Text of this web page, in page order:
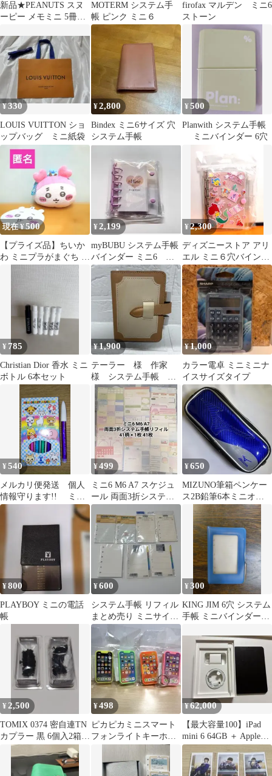
新品★PEANUTS スヌ
ーピー メモミニ 5冊セ
MOTERM システム手
帳 ピンク ミニ６
firofax マルデン ミニ6
ストーン
¥330
LOUIS VUITTON ショ
ップバッグ ミニ紙袋
¥2,800
Bindex ミニ6サイズ 穴
システム手帳
¥500
Planwith システム手帳
ミニバインダー 6穴
現在 ¥500
【プライズ品】ちいか
わ ミニプラがまぐち カ
¥2,199
myBUBU システム手帳
バインダー ミニ6
Mine バインダー パー
プル
¥ 2,300
ディズニーストア アリ
エル ミニ６穴バインダ
ー リトルマーメイド＜
未使用＞
¥ 785
Christian Dior 香水 ミニ
ボトル 6本セット
¥1,900
テーラー 様 作家
様 システム手帳 ミ
ニ6 バインダー
¥1,000
カラー電卓 ミニミニナ
イスサイズタイプ
¥540
メルカリ便発送 個人
情報守ります!! ミニ
ロケット鉛筆 1箱６本
¥499
ミニ6 M6 A7 スケジュ
ール 両面3折システム
手帳リフィル 41柄41枚
¥650
MIZUNO筆箱ペンケー
ス2B鉛筆6本ミニオン
の鉛筆3本値引きしまし
¥800
PLAYBOY ミニの電話
帳
¥600
システム手帳 リフィル
まとめ売り ミニサイ
ズ 6穴 ポケットサイ
¥300
KING JIM 6穴 システム
手帳 ミニバインダー
¥2,500
TOMIX 0374 密自連TN
カプラー 黒 6個入2箱セ
ット
¥498
ピカピカミニスマート
フォンライトキーホル
ダー 4個セット 新品未
¥62,000
【最大容量100】iPad
mini 6 64GB ＋ Apple
Pencil